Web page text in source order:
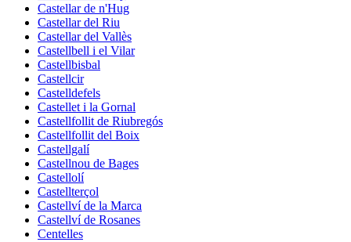
Castellar de n'Hug
Castellar del Riu
Castellar del Vallès
Castellbell i el Vilar
Castellbisbal
Castellcir
Castelldefels
Castellet i la Gornal
Castellfollit de Riubregós
Castellfollit del Boix
Castellgalí
Castellnou de Bages
Castellolí
Castellterçol
Castellví de la Marca
Castellví de Rosanes
Centelles